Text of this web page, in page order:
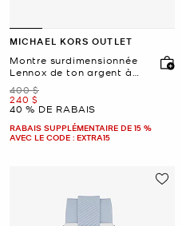
MICHAEL KORS OUTLET
Montre surdimensionnée
Lennox de ton argent à
pavé avec bracelet en
silicone
était
400 $
maintenant
240 $
40 % DE RABAIS
RABAIS SUPPLÉMENTAIRE DE 15 %
AVEC LE CODE : EXTRA15